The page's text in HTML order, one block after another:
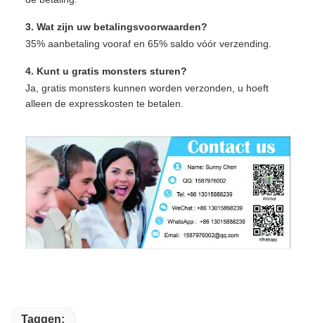
3. Wat zijn uw betalingsvoorwaarden?
35% aanbetaling vooraf en 65% saldo vóór verzending.
4. Kunt u gratis monsters sturen?
Ja, gratis monsters kunnen worden verzonden, u hoeft
alleen de expresskosten te betalen.
Taggen: